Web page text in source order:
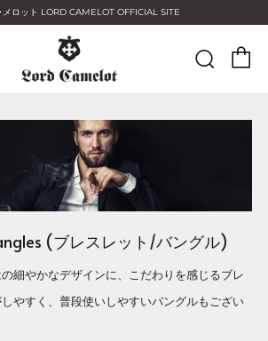
メロット LORD CAMELOT OFFICIAL SITE
(ブレスレット/バングル)
細やかなデザインに、こだわりを感じるブレ
すく、普段使いしやすいバングルもござい